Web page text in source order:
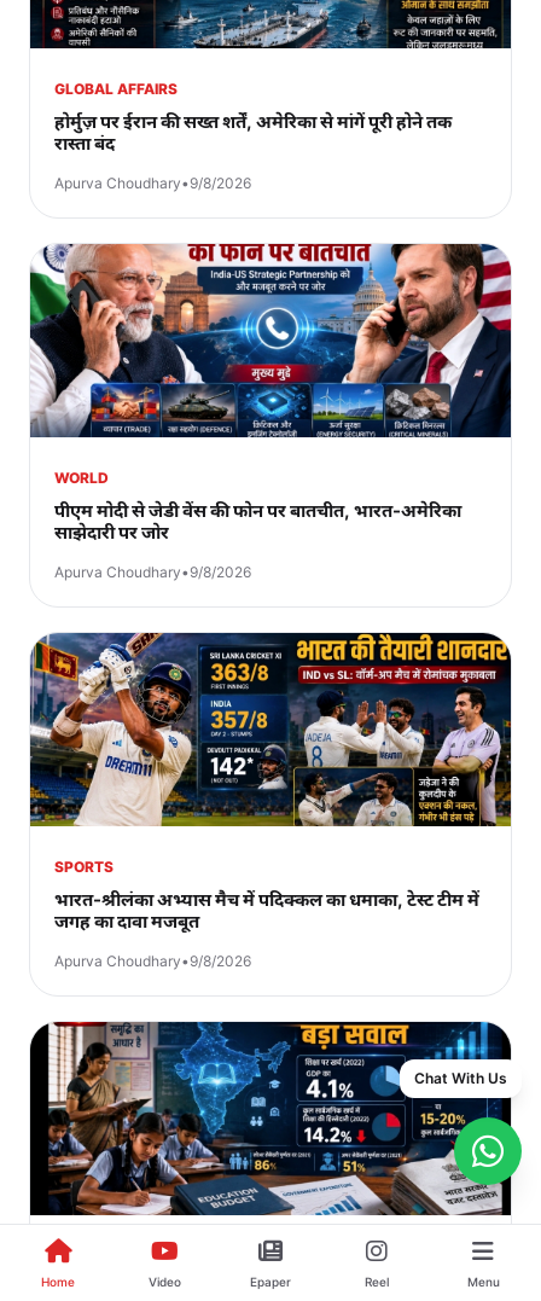
GLOBAL AFFAIRS
होर्मुज़ पर ईरान की सख्त शर्तें, अमेरिका से मांगें पूरी होने तक
रास्ता बंद
Apurva Choudhary•9/8/2026
WORLD
पीएम मोदी से जेडी वेंस की फोन पर बातचीत, भारत-अमेरिका
साझेदारी पर जोर
Apurva Choudhary•9/8/2026
SPORTS
भारत-श्रीलंका अभ्यास मैच में पदिक्कल का धमाका, टेस्ट टीम में
जगह का दावा मजबूत
Apurva Choudhary•9/8/2026
EDUCATION & CAREERS
शिक्षा पर खर्च घटा, भारत 15% के UNESCO benchmark से
Home Video Epaper Reel Menu
Chat With Us